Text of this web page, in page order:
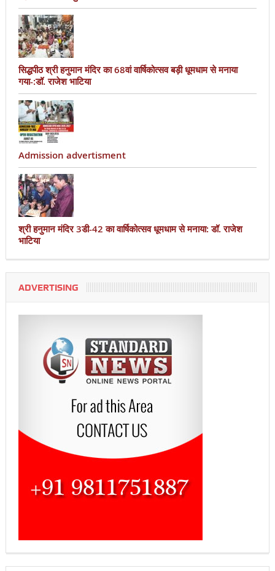
सिद्धपीठ श्री हनुमान मंदिर का 68वां वार्षिकोत्सव बड़ी धूमधाम से मनाया
गया-:डॉ. राजेश भाटिया
Admission advertisment
श्री हनुमान मंदिर 3डी-42 का वार्षिकोत्सव धूमधाम से मनाया: डॉ. राजेश
भाटिया
ADVERTISING